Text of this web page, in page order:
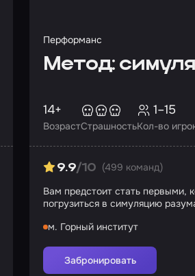
Перформанс
Метод:
Возраст
14+
СтрашностьКол-во
1–15
9.9/10 (499 команд)
Вам предстоит стать первыми,
погрузиться в симуляцию
м. Горный институт
Забронировать